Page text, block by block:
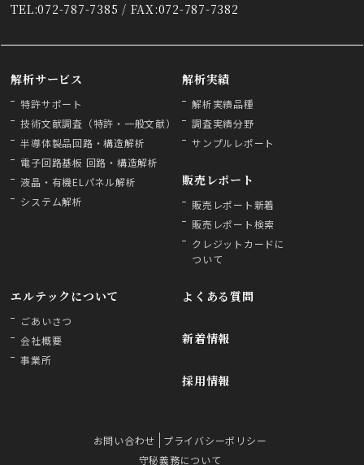
TEL:072-787-7385 / FAX:072-787-7382
解析サービス
特許サポート
技術文献調査（特許・一般文献）
半導体製品回路・構造解析
電子回路基板 回路・構造解析
液晶・有機ELパネル解析
システム解析
解析実績
解析実績品種
調査実績分野
サンプルレポート
販売レポート
販売レポート新着
販売レポート検索
クレジットカードに
ついて
エルテックについて
ごあいさつ
会社概要
事業所
よくある質問
新着情報
採用情報
お問い合わせ
プライバシーポリシー
守秘義務について